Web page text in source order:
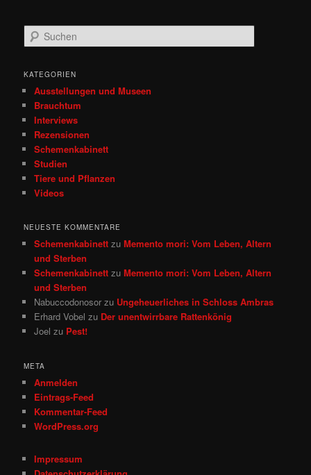
u
h
KATEGORIEN
Ausstellungen und Museen
Brauchtum
Interviews
Rezensionen
Schemenkabinett
Studien
Tiere und Pflanzen
Videos
NEUESTE KOMMENTARE
Schemenkabinett zuMemento mori: Vom Leben, Altern
und Sterben
Schemenkabinett zuMemento mori: Vom Leben, Altern
und Sterben
Nabuccodonosor zu Ungeheuerliches in Schloss Ambras
Erhard Vobel zu Der unentwirrbare Rattenkönig
Joel zu Pest!
META
Anmelden
Eintrags-Feed
Kommentar-Feed
WordPress.org
Impressum